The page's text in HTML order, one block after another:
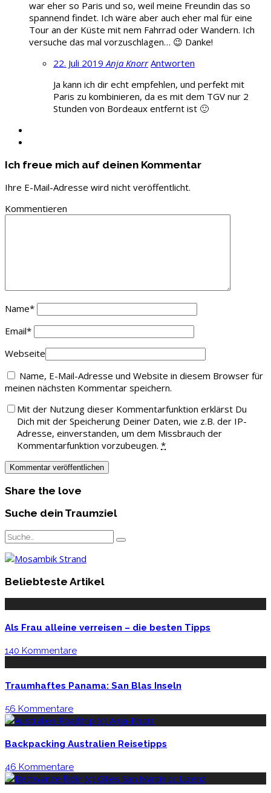
war eher so Paris und so, weil meine Freundin das so
spannend findet. Ich wäre aber auch eher mal für eine
Tour an der Küste mit nem Fahrrad oder Wandern. Ich
versuche das mal vorzuschlagen… 😉 Danke!
22. Juli 2019Anja Knorr Antworten
Ja kann ich dir echt empfehlen, und perfekt mit
Paris zu kombinieren, da es mit dem TGV nur 2
Stunden von Bordeaux entfernt ist 🙂
Ich freue mich auf deinen Kommentar
Ihre E-Mail-Adresse wird nicht veröffentlicht.
Kommentieren
Name*
Email*
Webseite
Name, E-Mail-Adresse und Website in diesem Browser für
meinen nächsten Kommentar speichern.
Mit der Nutzung dieser Kommentarfunktion erklärst Du
Dich mit der Speicherung Deiner Daten, wie z.B. der IP-
Adresse, einverstanden, um dem Missbrauch der
Kommentarfunktion vorzubeugen. *
Share the love
Suche dein Traumziel
Beliebteste Artikel
Als Frau alleine verreisen – die besten Tipps
140 Kommentare
Traumhaftes Panama: San Blas Inseln
56 Kommentare
Backpacking Australien Reisetipps
46 Kommentare